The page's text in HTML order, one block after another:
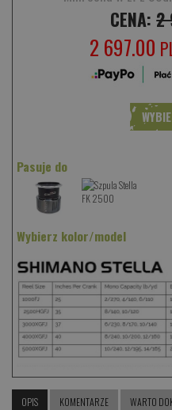
CENA:2
2 697.00
Pasuje do
Wybierz kolor/model
OPIS KOMENTARZE WARTO